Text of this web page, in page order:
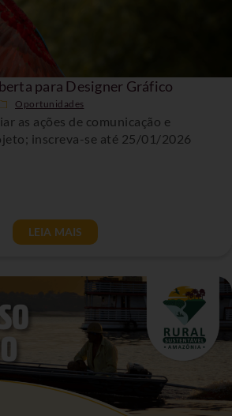
para Designer Gráfico
Oportunidades
as ações de comunicação e
inscreva-se até 25/01/2026
LEIA MAIS